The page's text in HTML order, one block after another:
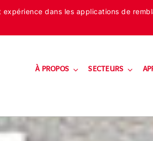
expérience dans les applications de
À PROPOS SECTEURS